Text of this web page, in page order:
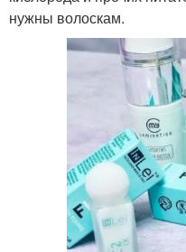
нужны волоскам.